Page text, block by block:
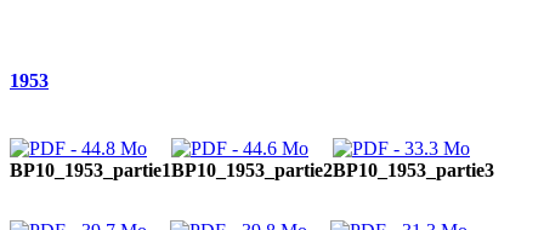
1953
BP10_1953_partie1BP10_1953_partie2BP10_1953_partie3